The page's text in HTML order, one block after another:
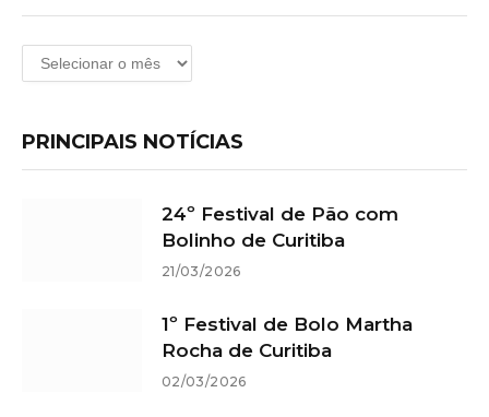
Arquivos
PRINCIPAIS NOTÍCIAS
24º Festival de Pão com
Bolinho de Curitiba
21/03/2026
1º Festival de Bolo Martha
Rocha de Curitiba
02/03/2026